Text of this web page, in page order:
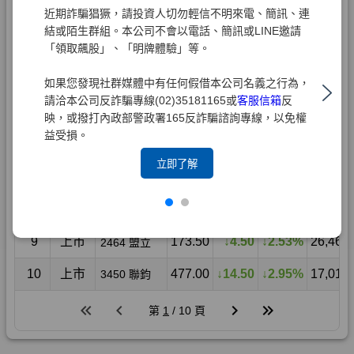
近期詐騙猖獗，請投資人切勿輕信不明來電、簡訊、連
結或陌生群組。本公司不會以電話、簡訊或LINE邀請
「領取飆股」、「明牌體驗」等。
如果您發現社群媒體中有任何假借本公司名義之行為，
請洽本公司反詐騙專線(02)35181165或客服信箱反
映，或撥打內政部警政署165反詐騙諮詢專線，以免權
益受損。
立即了解